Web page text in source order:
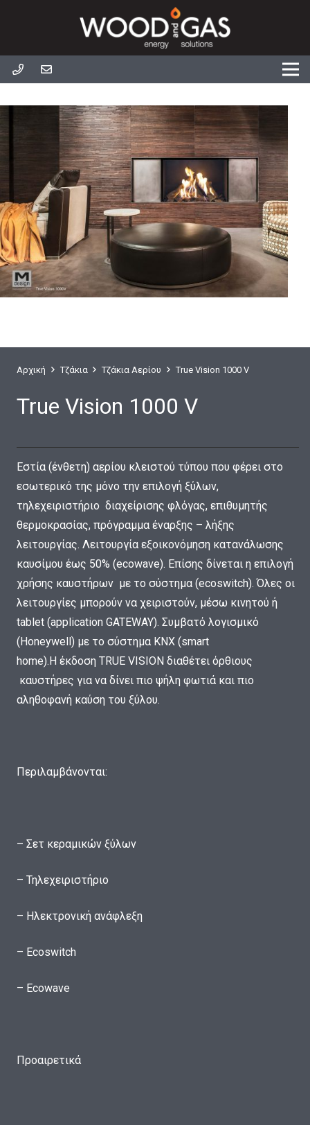
Αρχική Τζάκια Τζάκια Αερίου True Vision 1000 V
True Vision 1000 V
Εστία (ένθετη) αερίου κλειστού τύπου που φέρει στο
εσωτερικό της μόνο την επιλογή ξύλων,
τηλεχειριστήριο διαχείρισης φλόγας, επιθυμητής
θερμοκρασίας, πρόγραμμα έναρξης – λήξης
λειτουργίας. Λειτουργία εξοικονόμηση κατανάλωσης
καυσίμου έως 50% (ecowave). Επίσης δίνεται η επιλογή
χρήσης καυστήρων με το σύστημα (ecoswitch). Όλες οι
λειτουργίες μπορούν να χειριστούν, μέσω κινητού ή
tablet (application GATEWAY). Συμβατό λογισμικό
(Honeywell) με το σύστημα ΚΝΧ (smart
home). H έκδοση TRUE VISION διαθέτει όρθιους
καυστήρες για να δίνει πιο ψήλη φωτιά και πιο
αληθοφανή καύση του ξύλου.
Περιλαμβάνονται:
– Σετ κεραμικών ξύλων
– Τηλεχειριστήριο
– Ηλεκτρονική ανάφλεξη
– Ecoswitch
– Ecowave
Προαιρετικά